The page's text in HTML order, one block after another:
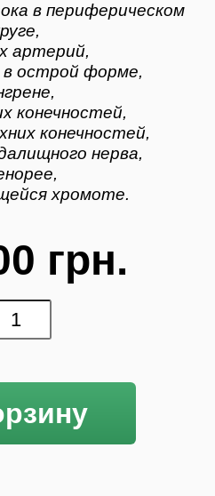
в периферическом
артерий,
острой форме,
конечностей,
конечностей,
нерва,
хромоте.
грн.